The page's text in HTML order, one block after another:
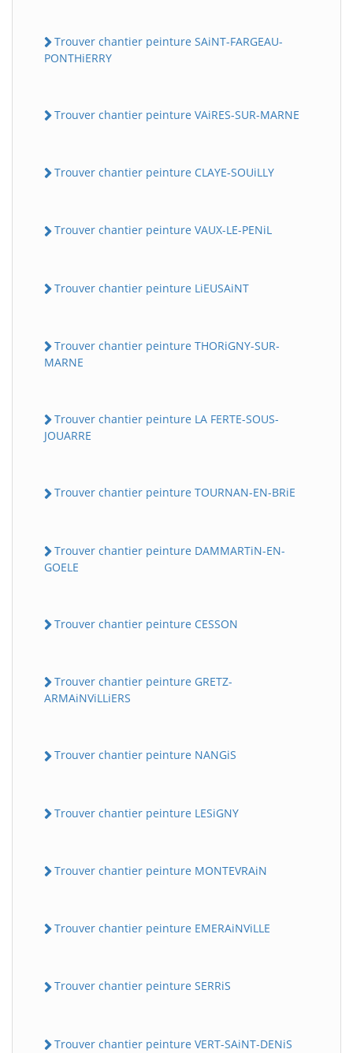
Trouver chantier peinture SAiNT-FARGEAU-
PONTHiERRY
Trouver chantier peinture VAiRES-SUR-MARNE
Trouver chantier peinture CLAYE-SOUiLLY
Trouver chantier peinture VAUX-LE-PENiL
Trouver chantier peinture LiEUSAiNT
Trouver chantier peinture THORiGNY-SUR-
MARNE
Trouver chantier peinture LA FERTE-SOUS-
JOUARRE
Trouver chantier peinture TOURNAN-EN-BRiE
Trouver chantier peinture DAMMARTiN-EN-
GOELE
Trouver chantier peinture CESSON
Trouver chantier peinture GRETZ-
ARMAiNViLLiERS
Trouver chantier peinture NANGiS
Trouver chantier peinture LESiGNY
Trouver chantier peinture MONTEVRAiN
Trouver chantier peinture EMERAiNViLLE
Trouver chantier peinture SERRiS
Trouver chantier peinture VERT-SAiNT-DENiS